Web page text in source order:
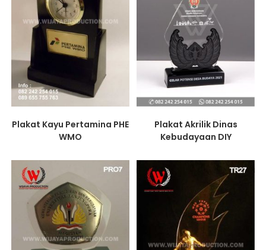
Plakat Kayu Pertamina PHE
WMO
Plakat Akrilik Dinas
Kebudayaan DIY